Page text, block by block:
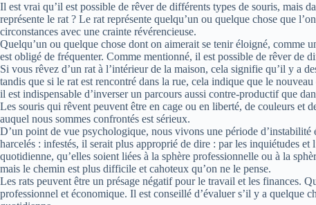
Il est vrai qu’il est possible de rêver de différents types de souris, mais
représente le rat ? Le rat représente quelqu’un ou quelque chose que
circonstances avec une crainte révérencieuse.
Quelqu’un ou quelque chose dont on aimerait se tenir éloigné, comme
est obligé de fréquenter. Comme mentionné, il est possible de rêver de
Si vous rêvez d’un rat à l’intérieur de la maison, cela signifie qu’il y a
tandis que si le rat est rencontré dans la rue, cela indique que le
il est indispensable d’inverser un parcours aussi contre-productif que
Les souris qui rêvent peuvent être en cage ou en liberté, de couleurs et
auquel nous sommes confrontés est sérieux.
D’un point de vue psychologique, nous vivons une période
harcelés : infestés, il serait plus approprié de dire : par les inquiétudes
quotidienne, qu’elles soient liées à la sphère professionnelle ou à la
mais le chemin est plus difficile et cahoteux qu’on ne le pense.
Les rats peuvent être un présage négatif pour le travail et les finances.
professionnel et économique. Il est conseillé d’évaluer s’il y a quelque